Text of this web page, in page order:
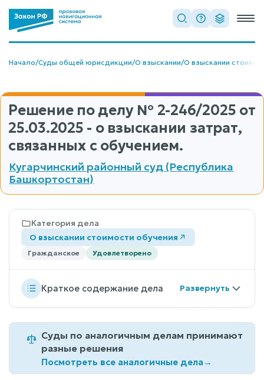
Начало/Суды общей юрисдикции/О взыскании/О взыскании
Решение по делу № 2-246/2025 от
25.03.2025 - о взыскании затрат,
связанных с обучением.
Кугарчинский районный суд (Республика
Башкортостан)
Категория дела
О взыскании стоимости обучения
Гражданское Удовлетворено
Краткое содержание дела
Суды по аналогичным делам принимают
разные решения
Посмотреть все аналогичные дела→